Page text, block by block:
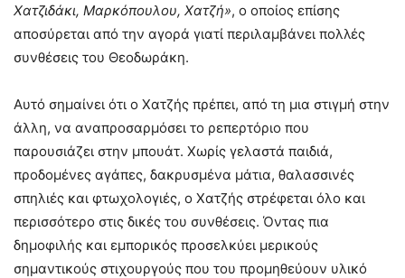
Χατζιδάκι, Μαρκόπουλου, Χατζή», ο οποίος επίσης
αποσύρεται από την αγορά γιατί περιλαμβάνει πολλές
συνθέσεις του Θεοδωράκη.
Αυτό σημαίνει ότι ο Χατζής πρέπει, από τη μια στιγμή στην
άλλη, να αναπροσαρμόσει το ρεπερτόριο που
παρουσιάζει στην μπουάτ. Χωρίς γελαστά παιδιά,
προδομένες αγάπες, δακρυσμένα μάτια, θαλασσινές
σπηλιές και φτωχολογιές, ο Χατζής στρέφεται όλο και
περισσότερο στις δικές του συνθέσεις. Όντας πια
δημοφιλής και εμπορικός προσελκύει μερικούς
σημαντικούς στιχουργούς που του προμηθεύουν υλικό